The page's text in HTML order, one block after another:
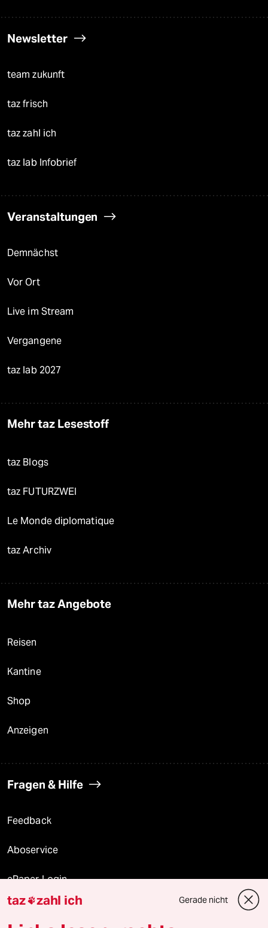
Newsletter
team zukunft
taz frisch
taz zahl ich
taz lab Infobrief
Veranstaltungen
Demnächst
Vor Ort
Live im Stream
Vergangene
taz lab 2027
Mehr taz Lesestoff
taz Blogs
taz FUTURZWEI
Le Monde diplomatique
taz Archiv
Mehr taz Angebote
Reisen
Kantine
Shop
Anzeigen
Fragen & Hilfe
Feedback
Aboservice
ePaper Login
Downloads für Abonnierende
taz zahl ich Gerade nicht